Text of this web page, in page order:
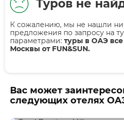
Туров не
К сожалению, мы не нашли ни
предложения по запросу на
параметрами: туры в ОАЭ
Москвы от FUN&SUN.
Вас может
следующих отелях